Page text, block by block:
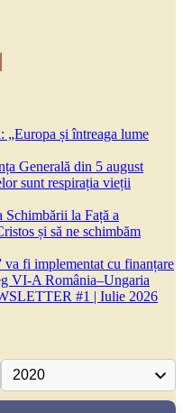
și întreaga lume
Generală din 5 august
sunt respirația vieții
Schimbării la Față a
și să ne schimbăm
va fi implementat cu finanțare
VI-A România–Ungaria
#1 | Iulie 2026